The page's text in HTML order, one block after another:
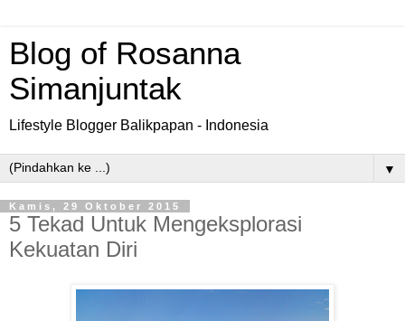
Blog of Rosanna
Simanjuntak
Lifestyle Blogger Balikpapan - Indonesia
▼
Kamis, 29 Oktober 2015
5 Tekad Untuk Mengeksplorasi
Kekuatan Diri